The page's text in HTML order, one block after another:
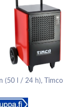
(50 l / 24 h), Timco